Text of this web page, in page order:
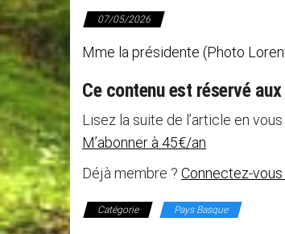
07/05/2026
Mme la présidente (Photo
Ce contenu est réservé
Lisez la suite de l’article en
M’abonner à 45€/an
Déjà membre ? Connectez-
Catégorie Pays Basque